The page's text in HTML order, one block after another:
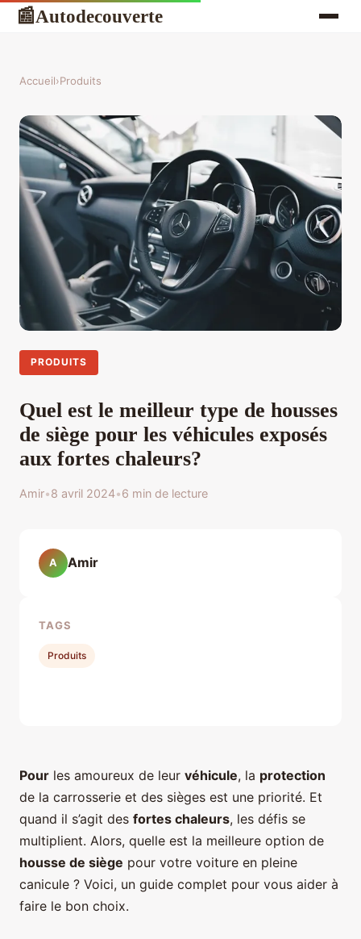
📰Autodecouverte
Accueil›Produits
PRODUITS
Quel est le meilleur type de housses
de siège pour les véhicules exposés
aux fortes chaleurs?
Amir•8 avril 2024•6 min de lecture
Pour les amoureux de leur véhicule, la protection
de la carrosserie et des sièges est une priorité. Et
quand il s’agit des fortes chaleurs, les défis se
multiplient. Alors, quelle est la meilleure option de
housse de siège pour votre voiture en pleine
canicule ? Voici, un guide complet pour vous aider à
faire le bon choix.
A Amir
TAGS
Produits